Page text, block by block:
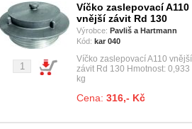
Víčko zaslepovací A110
vnější závit Rd 130
Výrobce: Pavliš a Hartmann
Kód: kar 040
Víčko zaslepovací A110 vnější
závit Rd 130 Hmotnost: 0,933
kg
Cena: 316,- Kč